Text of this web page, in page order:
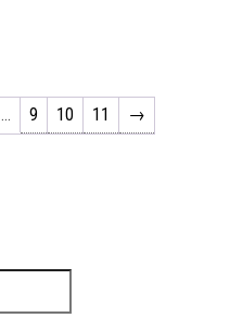
… 9 10 11 →